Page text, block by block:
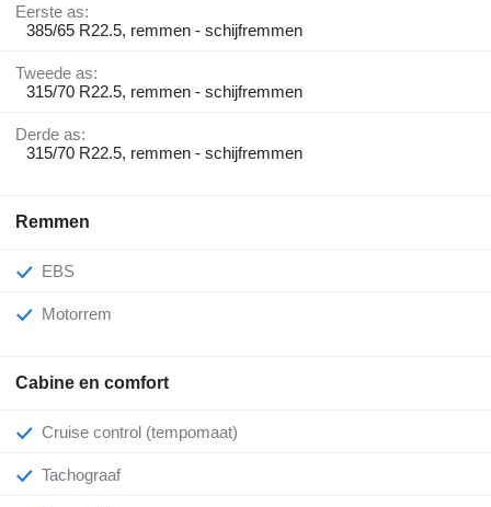
Eerste as:
385/65 R22.5, remmen - schijfremmen
Tweede as:
315/70 R22.5, remmen - schijfremmen
Derde as:
315/70 R22.5, remmen - schijfremmen
Remmen
EBS
Motorrem
Cabine en comfort
Cruise control (tempomaat)
Tachograaf